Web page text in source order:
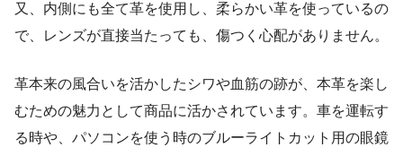
又、内側にも全て革を使用し、柔らかい革を使っているの
で、レンズが直接当たっても、傷つく心配がありません。
革本来の風合いを活かしたシワや血筋の跡が、本革を楽し
むための魅力として商品に活かされています。車を運転す
る時や、パソコンを使う時のブルーライトカット用の眼鏡